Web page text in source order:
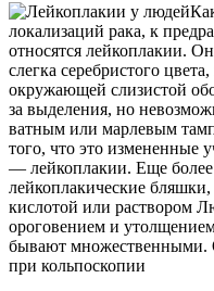
локализаций рака, к
относятся лейкоплакии.
слегка серебристого
окружающей слизистой
за выделения, но
ватным или марлевым
того, что это измененные
— лейкоплакии. Еще более
лейкоплакические бляшки,
кислотой или раствором
ороговением и
бывают множественными.
при кольпоскопии